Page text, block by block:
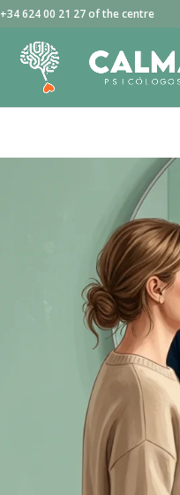
+34 624 00 21 27 of the centre